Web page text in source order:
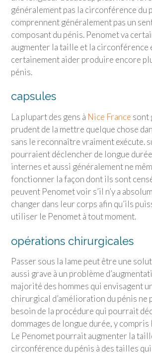
généralement pas la circonférence du
comprennent généralement pas un
composant du pénis. Penomet va
augmenter la taille et la circonférence
certainement aider produire encore
pénis.
capsules
La plupart des gens à Nice France sont
prudent de la mettre quelque chose
sans le reconnaître vraiment exécute.
pourraient déclencher de longue
internes et aussi généralement ne
fonctionner la façon dont ils sont
peuvent Penomet voir s’il n’y a
changer dans leur corps afin qu’ils
utiliser le Penomet à tout moment.
opérations chirurgicales
Passer sous la lame peut être une
aussi grave à un problème
majorité des hommes qui envisagent
chirurgical d’amélioration du pénis ne
besoin de la procédure qui pourrait
dommages de longue durée, y compris
Le Penomet pourrait augmenter la
circonférence du pénis à des tailles